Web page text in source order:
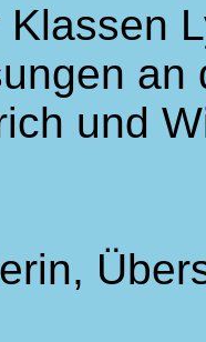
Klassen
und